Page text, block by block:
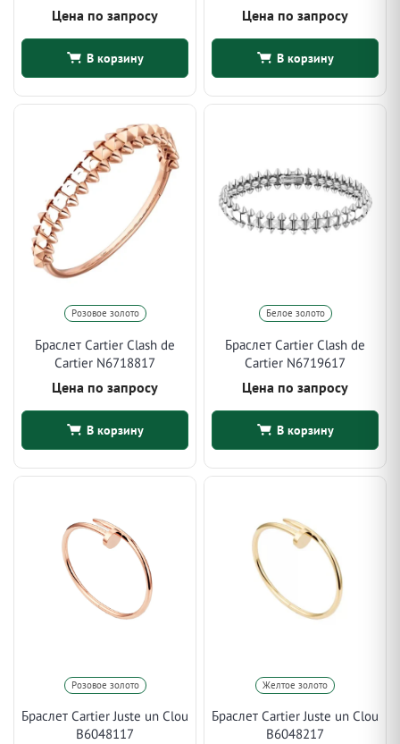
Цена по запросу
В корзину
Цена по запросу
В корзину
Розовое золото
Браслет Cartier Clash de
Cartier N6718817
Цена по запросу
В корзину
Белое золото
Браслет Cartier Clash de
Cartier N6719617
Цена по запросу
В корзину
Розовое золото
Браслет Cartier Juste un Clou
B6048117
Желтое золото
Браслет Cartier Juste un Clou
B6048217